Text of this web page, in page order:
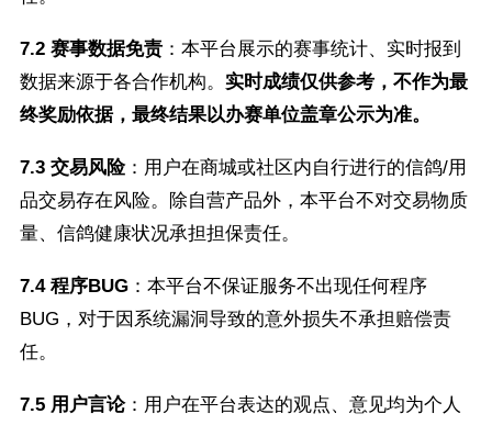
7.2 赛事数据免责：本平台展示的赛事统计、实时报到
数据来源于各合作机构。 实时成绩仅供参考，不作为最
终奖励依据，最终结果以办赛单位盖章公示为准。
7.3 交易风险：用户在商城或社区内自行进行的信鸽/用
品交易存在风险。除自营产品外，本平台不对交易物质
量、信鸽健康状况承担担保责任。
7.4 程序BUG：本平台不保证服务不出现任何程序
BUG，对于因系统漏洞导致的意外损失不承担赔偿责
任。
7.5 用户言论：用户在平台表达的观点、意见均为个人